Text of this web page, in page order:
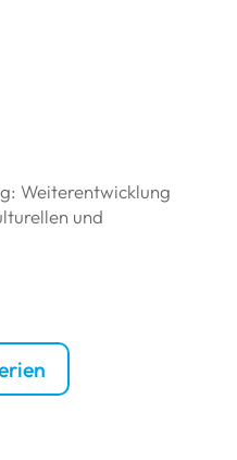
Weiterentwicklung
und